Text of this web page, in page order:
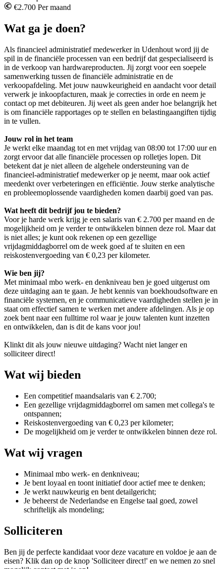
€2.700 Per maand
Wat ga je doen?
Als financieel administratief medewerker in Udenhout word jij de
spil in de financiële processen van een bedrijf dat gespecialiseerd is
in de verkoop van hardwareproducten. Jij zorgt voor een soepele
samenwerking tussen de financiële administratie en de
verkoopafdeling. Met jouw nauwkeurigheid en aandacht voor detail
verwerk je inkoopfacturen, maak je correcties in orde en neem je
contact op met debiteuren. Jij weet als geen ander hoe belangrijk het
is om financiële rapportages op te stellen en belastingaangiften tijdig
in te vullen.
Jouw rol in het team
Je werkt elke maandag tot en met vrijdag van 08:00 tot 17:00 uur en
zorgt ervoor dat alle financiële processen op rolletjes lopen. Dit
betekent dat je niet alleen de algehele ondersteuning van de
financieel-administratief medewerker op je neemt, maar ook actief
meedenkt over verbeteringen en efficiëntie. Jouw sterke analytische
en probleemoplossende vaardigheden komen daarbij goed van pas.
Wat heeft dit bedrijf jou te bieden?
Voor je harde werk krijg je een salaris van € 2.700 per maand en de
mogelijkheid om je verder te ontwikkelen binnen deze rol. Maar dat
is niet alles; je kunt ook rekenen op een gezellige
vrijdagmiddagborrel om de week goed af te sluiten en een
reiskostenvergoeding van € 0,23 per kilometer.
Wie ben jij?
Met minimaal mbo werk- en denkniveau ben je goed uitgerust om
deze uitdaging aan te gaan. Je hebt kennis van boekhoudsoftware en
financiële systemen, en je communicatieve vaardigheden stellen je in
staat om effectief samen te werken met andere afdelingen. Als je op
zoek bent naar een fulltime rol waar je jouw talenten kunt inzetten
en ontwikkelen, dan is dit de kans voor jou!
Klinkt dit als jouw nieuwe uitdaging? Wacht niet langer en
solliciteer direct!
Wat wij bieden
Een competitief maandsalaris van € 2.700;
Een gezellige vrijdagmiddagborrel om samen met collega's te
ontspannen;
Reiskostenvergoeding van € 0,23 per kilometer;
De mogelijkheid om je verder te ontwikkelen binnen deze rol.
Wat wij vragen
Minimaal mbo werk- en denkniveau;
Je bent loyaal en toont initiatief door actief mee te denken;
Je werkt nauwkeurig en bent detailgericht;
Je beheerst de Nederlandse en Engelse taal goed, zowel
schriftelijk als mondeling;
Solliciteren
Ben jij de perfecte kandidaat voor deze vacature en voldoe je aan de
eisen? Klik dan op de knop 'Solliciteer direct!' en we nemen zo snel